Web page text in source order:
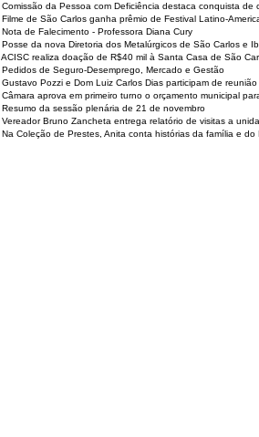
Comissão da Pessoa com Deficiência destaca conquista
Filme de São Carlos ganha prêmio de Festival Latino-
Nota de Falecimento - Professora Diana Cury
Posse da nova Diretoria dos Metalúrgicos de São Carlos e
ACISC realiza doação de R$40 mil à Santa Casa de São
Pedidos de Seguro-Desemprego, Mercado e Gestão
Gustavo Pozzi e Dom Luiz Carlos Dias participam de
Câmara aprova em primeiro turno o orçamento municipal
Resumo da sessão plenária de 21 de novembro
Vereador Bruno Zancheta entrega relatório de visitas a
Na Coleção de Prestes, Anita conta histórias da família e do